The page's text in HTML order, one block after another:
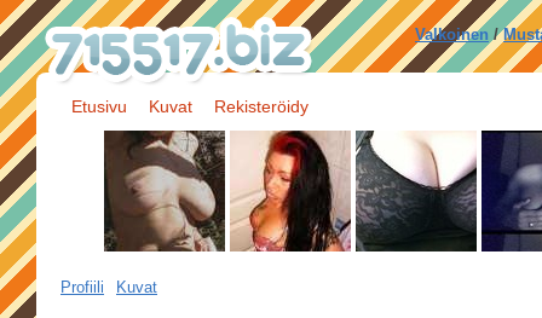
Valkoinen /
Etusivu Kuvat Rekisteröidy
Profiili Kuvat